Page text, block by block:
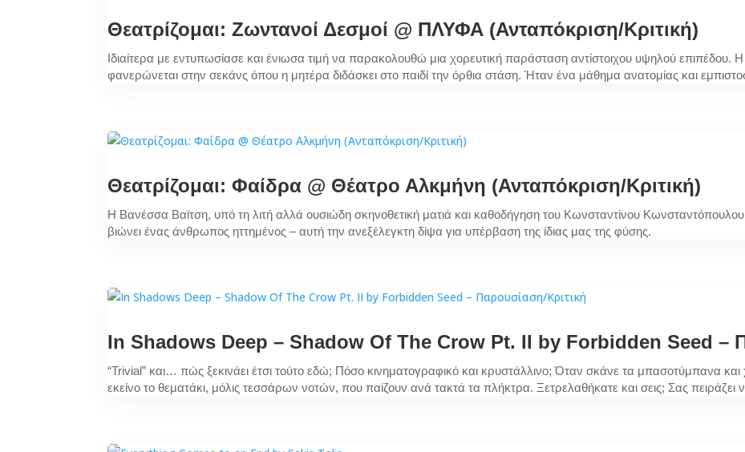
Θεατρίζομαι: Ζωντανοί Δεσμοί @ ΠΛΥΦΑ (Ανταπόκριση/Κριτική)
Ιδιαίτερα με εντυπωσίασε και ένιωσα τιμή να παρακολουθώ μια χορευτική παράσταση αντίστοιχου υψηλού επιπέδου. Η
φανερώνεται στην σεκάνς όπου η μητέρα διδάσκει στο παιδί την όρθια στάση. Ήταν ένα μάθημα ανατομίας και
Θεατρίζομαι: Φαίδρα @ Θέατρο Αλκμήνη (Ανταπόκριση/Κριτική)
Η Βανέσσα Βαϊτση, υπό τη λιτή αλλά ουσιώδη σκηνοθετική ματιά και καθοδήγηση του Κωνσταντίνου
βιώνει ένας άνθρωπος ηττημένος – αυτή την ανεξέλεγκτη δίψα για υπέρβαση της ίδιας μας της φύσης.
In Shadows Deep – Shadow Of The Crow Pt. II by Forbidden Seed –
“Trivial” και… πώς ξεκινάει έτσι τούτο εδώ; Πόσο κινηματογραφικό και κρυστάλλινο; Όταν σκάνε τα μπασοτύμπανα
εκείνο το θεματάκι, μόλις τεσσάρων νοτών, που παίζουν ανά τακτά τα πλήκτρα. Ξετρελαθήκατε και σεις; Σας πειράζει